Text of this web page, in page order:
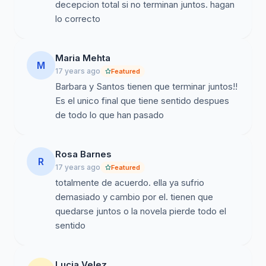
su hija. Saludos, La audiencia fiel de Santos y Barbara
decepcion total si no terminan juntos. hagan
lo correcto
M
Maria Mehta
17 years ago Featured
Barbara y Santos tienen que terminar juntos!!
Es el unico final que tiene sentido despues
de todo lo que han pasado
R
Rosa Barnes
17 years ago Featured
totalmente de acuerdo. ella ya sufrio
demasiado y cambio por el. tienen que
quedarse juntos o la novela pierde todo el
sentido